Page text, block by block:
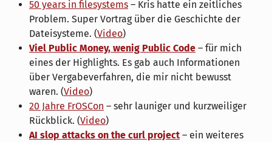
50 years in filesystems – Kris hatte ein zeitliches
Problem. Super Vortrag über die Geschichte der
Dateisysteme. (Video)
Viel Public Money, wenig Public Code – für mich
eines der Highlights. Es gab auch Informationen
über Vergabeverfahren, die mir nicht bewusst
waren. (Video)
20 Jahre FrOSCon – sehr launiger und kurzweiliger
Rückblick. (Video)
AI slop attacks on the curl project – ein weiteres